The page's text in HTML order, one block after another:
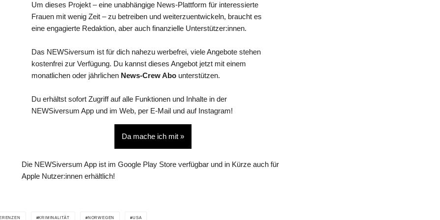
Um dieses Projekt – eine unabhängige News-Plattform für interessierte
Frauen mit wenig Zeit – zu betreiben und weiterzuentwickeln, braucht es
eine engagierte Redaktion, aber auch finanzielle Unterstützer:innen.
Das NEWSiversum ist für dich nahezu werbefrei, viele Angebote stehen
kostenfrei zur Verfügung. Du kannst dieses Angebot jetzt mit einem
monatlichen oder jährlichen News-Crew Abo unterstützen.
Du erhältst sofort Zugriff auf alle Funktionen und Inhalte in der
NEWSiversum App und im Web, per E-Mail und auf Instagram!
Da mache ich mit »
Die NEWSiversum App ist im Google Play Store verfügbar und in Kürze auch für
Apple Nutzer:innen erhältlich!
KRIMINALITÄT NORWEGEN USA